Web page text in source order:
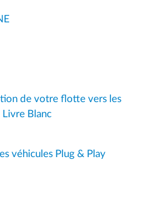
de votre flotte vers les
Blanc
véhicules Plug & Play